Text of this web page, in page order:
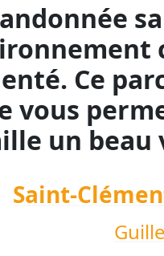
Ce
vous
un
Saint-